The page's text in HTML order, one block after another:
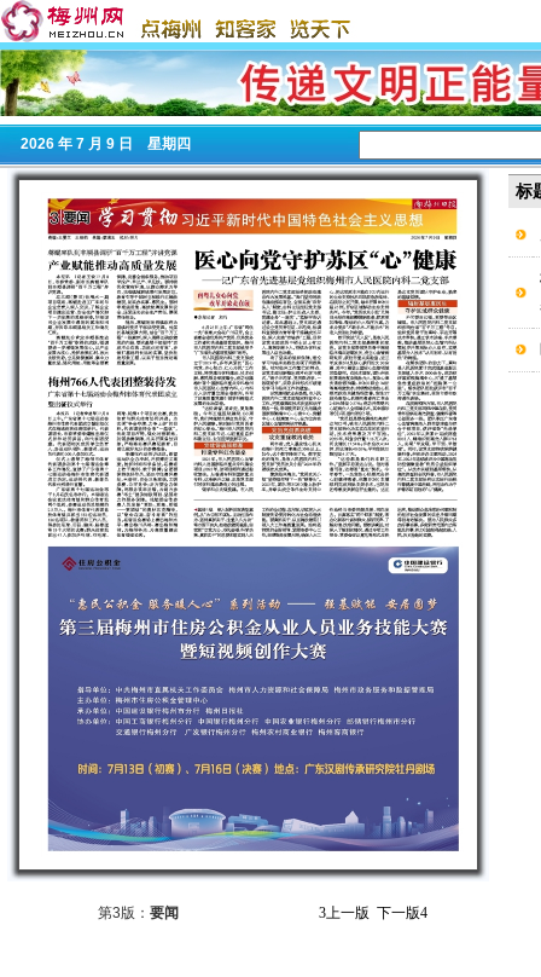
2026 年 7 月 9 日 星期 四
第3版： 要闻 3上一版 下一版4
标